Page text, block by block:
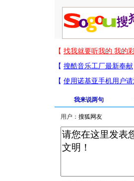
我来说两句
用户：